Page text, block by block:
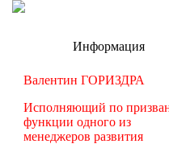
Информация
Валентин ГОРИЗДРА
Исполняющий по
функции одного из
менеджеров развития